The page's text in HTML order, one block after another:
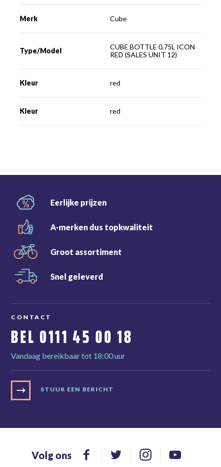
Merk Cube
Type/Model
CUBE BOTTLE 0,75L ICON
RED (SALES UNIT 12)
Kleur red
Kleur red
Eerlijke prijzen
A-merken dus topkwaliteit
Groot assortiment
Snel geleverd
CONTACT
BEL 0111 45 00 18
Vandaag bereikbaar tot 18:00 uur
STUUR EEN BERICHT
Volg ons